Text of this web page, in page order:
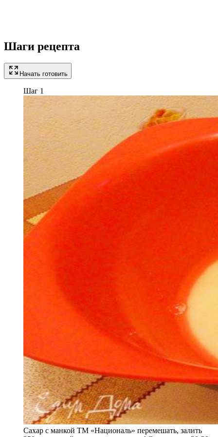
Шаги рецепта
Начать готовить
Шаг 1
Сахар с манкой ТМ «Националь» перемешать, залить